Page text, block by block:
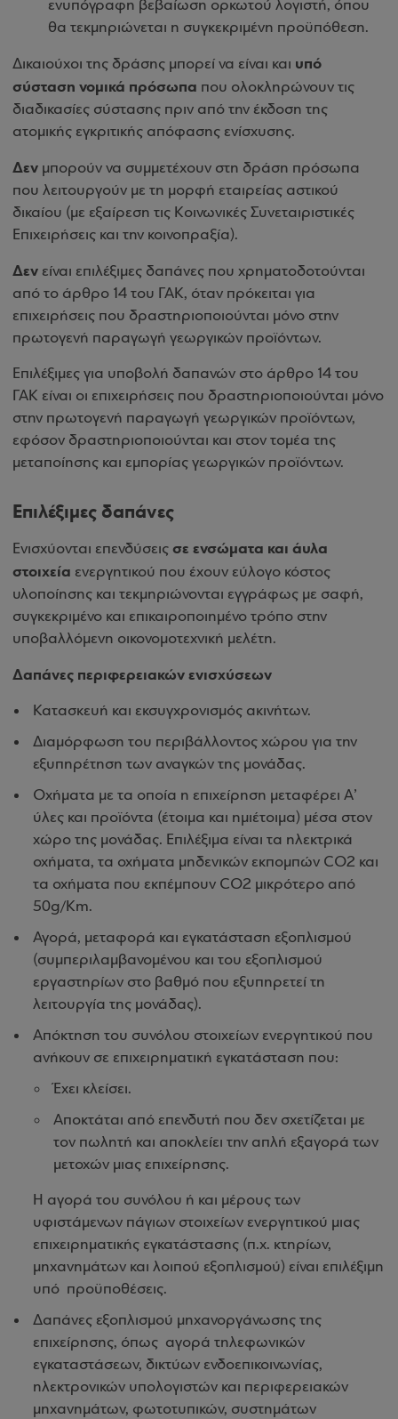
ενυπόγραφη βεβαίωση ορκωτού λογιστή, όπου
θα τεκμηριώνεται η συγκεκριμένη προϋπόθεση.
Δικαιούχοι της δράσης μπορεί να είναι και υπό
σύσταση νομικά πρόσωπα που ολοκληρώνουν τις
διαδικασίες σύστασης πριν από την έκδοση της
ατομικής εγκριτικής απόφασης ενίσχυσης.
Δεν μπορούν να συμμετέχουν στη δράση πρόσωπα
που λειτουργούν με τη μορφή εταιρείας αστικού
δικαίου (με εξαίρεση τις Κοινωνικές Συνεταιριστικές
Επιχειρήσεις και την κοινοπραξία).
Δεν είναι επιλέξιμες δαπάνες που χρηματοδοτούνται
από το άρθρο 14 του ΓΑΚ, όταν πρόκειται για
επιχειρήσεις που δραστηριοποιούνται μόνο στην
πρωτογενή παραγωγή γεωργικών προϊόντων.
Επιλέξιμες για υποβολή δαπανών στο άρθρο 14 του
ΓΑΚ είναι οι επιχειρήσεις που δραστηριοποιούνται μόνο
στην πρωτογενή παραγωγή γεωργικών προϊόντων,
εφόσον δραστηριοποιούνται και στον τομέα της
μεταποίησης και εμπορίας γεωργικών προϊόντων.
Επιλέξιμες δαπάνες
Ενισχύονται επενδύσεις σε ενσώματα και άυλα
στοιχεία ενεργητικού που έχουν εύλογο κόστος
υλοποίησης και τεκμηριώνονται εγγράφως με σαφή,
συγκεκριμένο και επικαιροποιημένο τρόπο στην
υποβαλλόμενη οικονομοτεχνική μελέτη.
Δαπάνες περιφερειακών ενισχύσεων
Κατασκευή και εκσυγχρονισμός ακινήτων.
Διαμόρφωση του περιβάλλοντος χώρου για την
εξυπηρέτηση των αναγκών της μονάδας.
Οχήματα με τα οποία η επιχείρηση μεταφέρει Α’
ύλες και προϊόντα (έτοιμα και ημιέτοιμα) μέσα στον
χώρο της μονάδας. Επιλέξιμα είναι τα ηλεκτρικά
οχήματα, τα οχήματα μηδενικών εκπομπών CO2 και
τα οχήματα που εκπέμπουν CO2 μικρότερο από
50g/Km.
Αγορά, μεταφορά και εγκατάσταση εξοπλισμού
(συμπεριλαμβανομένου και του εξοπλισμού
εργαστηρίων στο βαθμό που εξυπηρετεί τη
λειτουργία της μονάδας).
Απόκτηση του συνόλου στοιχείων ενεργητικού που
ανήκουν σε επιχειρηματική εγκατάσταση που:
Έχει κλείσει.
Αποκτάται από επενδυτή που δεν σχετίζεται με
τον πωλητή και αποκλείει την απλή εξαγορά των
μετοχών μιας επιχείρησης.
Η αγορά του συνόλου ή και μέρους των
υφιστάμενων πάγιων στοιχείων ενεργητικού μιας
επιχειρηματικής εγκατάστασης (π.χ. κτηρίων,
μηχανημάτων και λοιπού εξοπλισμού) είναι επιλέξιμη
υπό προϋποθέσεις.
Δαπάνες εξοπλισμού μηχανοργάνωσης της
επιχείρησης, όπως αγορά τηλεφωνικών
εγκαταστάσεων, δικτύων ενδοεπικοινωνίας,
ηλεκτρονικών υπολογιστών και περιφερειακών
μηχανημάτων, φωτοτυπικών, συστημάτων